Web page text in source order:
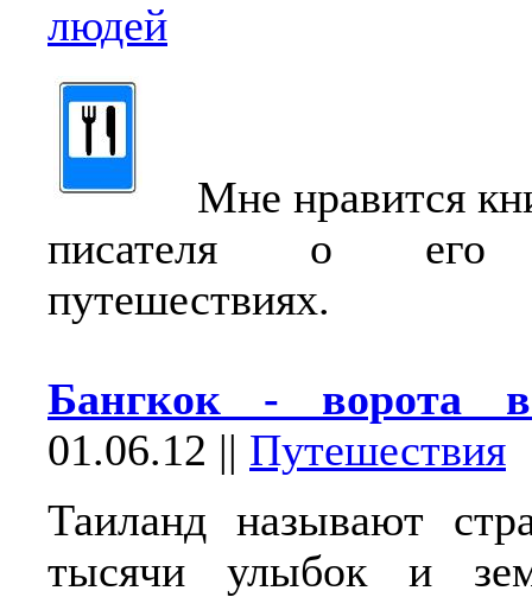
людей
Мне нравится
писателя о его
путешествиях.
Бангкок - ворота
01.06.12 || Путешествия
Таиланд называют
тысячи улыбок и